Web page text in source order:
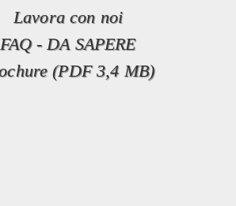
Lavora con noi
FAQ - DA SAPERE
(PDF 3,4 MB)